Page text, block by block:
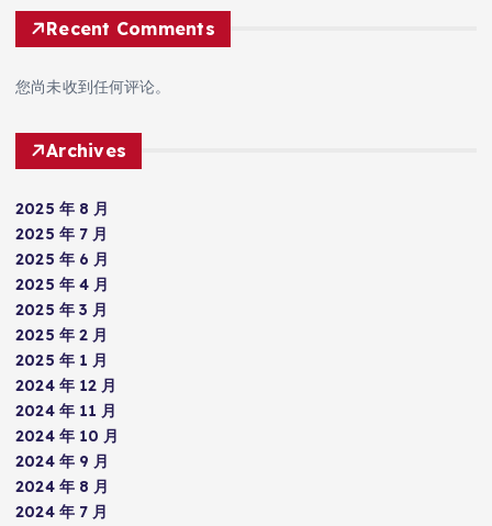
Recent Comments
您尚未收到任何评论。
Archives
2025 年 8 月
2025 年 7 月
2025 年 6 月
2025 年 4 月
2025 年 3 月
2025 年 2 月
2025 年 1 月
2024 年 12 月
2024 年 11 月
2024 年 10 月
2024 年 9 月
2024 年 8 月
2024 年 7 月